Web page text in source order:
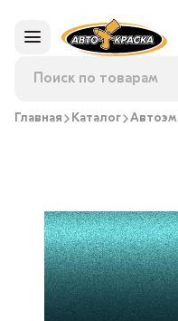
Главная Каталог